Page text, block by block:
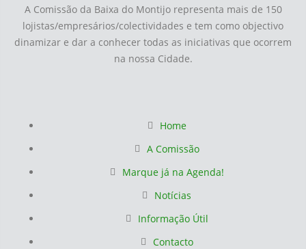
A Comissão da Baixa do Montijo representa mais de 150
lojistas/empresários/colectividades e tem como objectivo
dinamizar e dar a conhecer todas as iniciativas que ocorrem
na nossa Cidade.
Home
A Comissão
Marque já na Agenda!
Notícias
Informação Útil
Contacto